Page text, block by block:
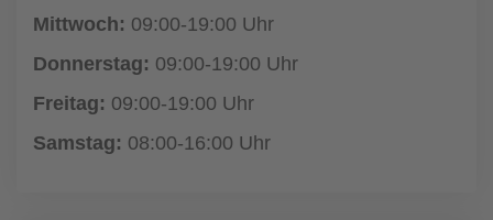
Mittwoch: 09:00-19:00 Uhr
Donnerstag: 09:00-19:00 Uhr
Freitag: 09:00-19:00 Uhr
Samstag: 08:00-16:00 Uhr